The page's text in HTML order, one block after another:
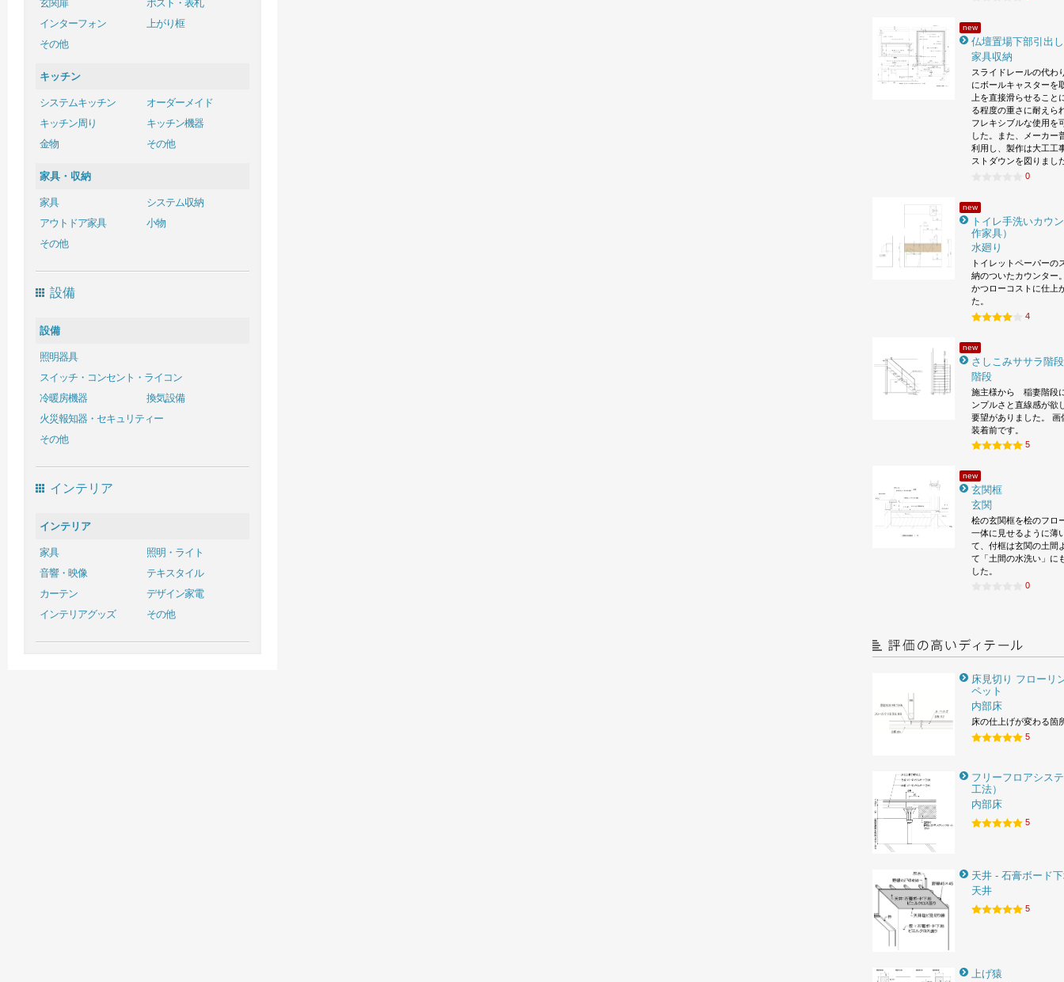
玄関扉
ポスト・表札
インターフォン
上がり框
その他
キッチン
システムキッチン
オーダーメイド
キッチン周り
キッチン機器
金物
その他
家具・収納
家具
システム収納
アウトドア家具
小物
その他
設備
設備
照明器具
スイッチ・コンセント・ライコン
冷暖房機器
換気設備
火災報知器・セキュリティー
その他
インテリア
インテリア
家具
照明・ライト
音響・映像
テキスタイル
カーテン
デザイン家電
インテリアグッズ
その他
new
仏壇置場下部引出
家具収納
スライドレールの代わ
にボールキャスターを
上を直接滑らせること
る程度の重さに耐えら
フレキシブルな使用を
した。また、メーカー
利用し、製作は大工工
ストダウンを図りまし
0
new
トイレ手洗いカウ
作家具）
水廻り
トイレットペーパーの
納のついたカウンター
かつローコストに仕上
た。
4
new
さしこみササラ階段
階段
施主様から 稲妻階段
ンプルさと直線感が
要望がありました。 画
装着前です。
5
new
玄関框
玄関
桧の玄関框を桧のフロ
一体に見せるように薄
て、付框は玄関の土間
て「土間の水洗い」に
した。
0
床見切り フローリ
ペット
内部床
床の仕上げが変わる箇
5
フリーフロアシス
工法）
内部床
5
天井 - 石膏ボード
天井
5
上げ猿